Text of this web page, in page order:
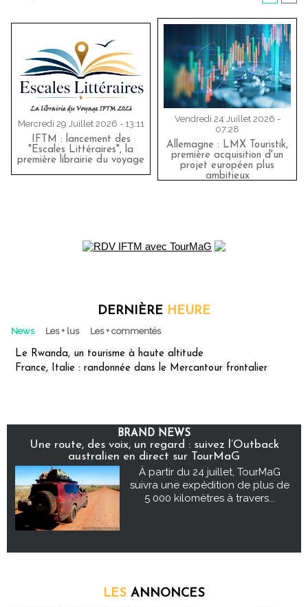
Mercredi 29 Juillet 2026 - 13:11
IFTM : lancement des
"Escales Littéraires", la
première librairie du voyage
Vendredi 24 Juillet 2026 -
07:28
Allemagne : LMX Touristik,
première acquisition d'un
projet européen plus
ambitieux
DERNIÈRE HEURE
News Les + lus Les + commentés
Le Rwanda, un tourisme à haute altitude
France, Italie : randonnée dans le Mercantour frontalier
BRAND NEWS
Une route, des voix, un regard : suivez l’Outback
australien en direct sur TourMaG
À partir du 24 juillet, TourMaG
suivra une expédition de plus de
5 000 kilomètres à travers...
LES ANNONCES